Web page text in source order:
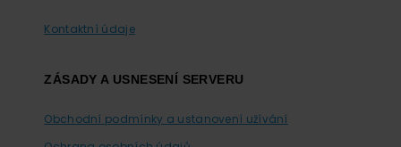
Kontaktní údaje
ZÁSADY A USNESENÍ SERVERU
Obchodní podmínky a ustanovení užívání